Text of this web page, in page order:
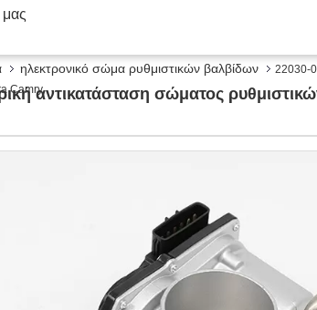
μας
ηλεκτρονικό σώμα ρυθμιστικών βαλβίδων
22030-
Camryαντικατάσταση σώματος